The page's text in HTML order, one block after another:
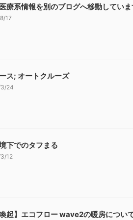
療系情報を別のブログへ移動してい
17
ス; オートクルーズ
24
下でのタフまる
12
喚起】エコフロー wave2の暖房につい